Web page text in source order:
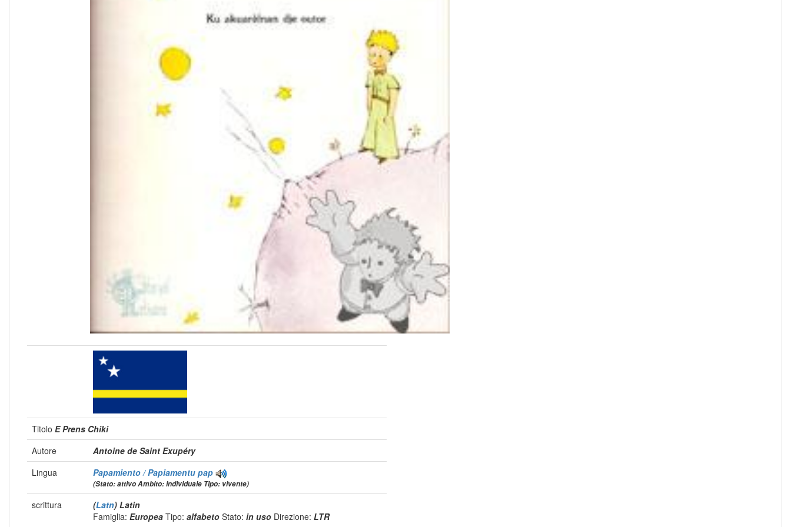
Titolo E Prens Chiki
Autore
Antoine de Saint Exupéry
Lingua
Papamiento / Papiamentu pap
(Stato: attivo Ambito: individuale Tipo: vivente)
scrittura (Latn) Latin
Famiglia: Europea Tipo: alfabeto Stato: in uso Direzione: LTR